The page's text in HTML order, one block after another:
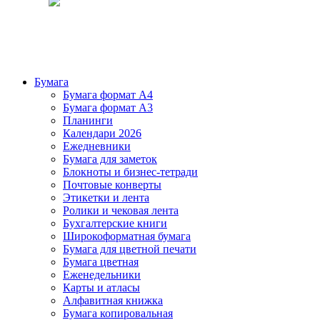
Бумага
Бумага формат А4
Бумага формат А3
Планинги
Календари 2026
Ежедневники
Бумага для заметок
Блокноты и бизнес-тетради
Почтовые конверты
Этикетки и лента
Ролики и чековая лента
Бухгалтерские книги
Широкоформатная бумага
Бумага для цветной печати
Бумага цветная
Еженедельники
Карты и атласы
Алфавитная книжка
Бумага копировальная